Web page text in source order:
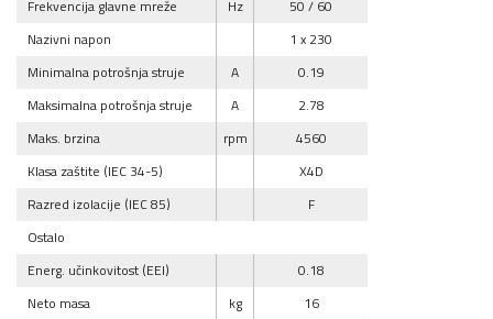
Frekvencija glavne mreže
Hz
50 / 60
Nazivni napon
1 x 230
Minimalna potrošnja struje
A
0.19
Maksimalna potrošnja struje
A
2.78
Maks. brzina
rpm
4560
Klasa zaštite (IEC 34-5)
X4D
Razred izolacije (IEC 85)
F
Ostalo
Energ. učinkovitost (EEI)
0.18
Neto masa
kg
16